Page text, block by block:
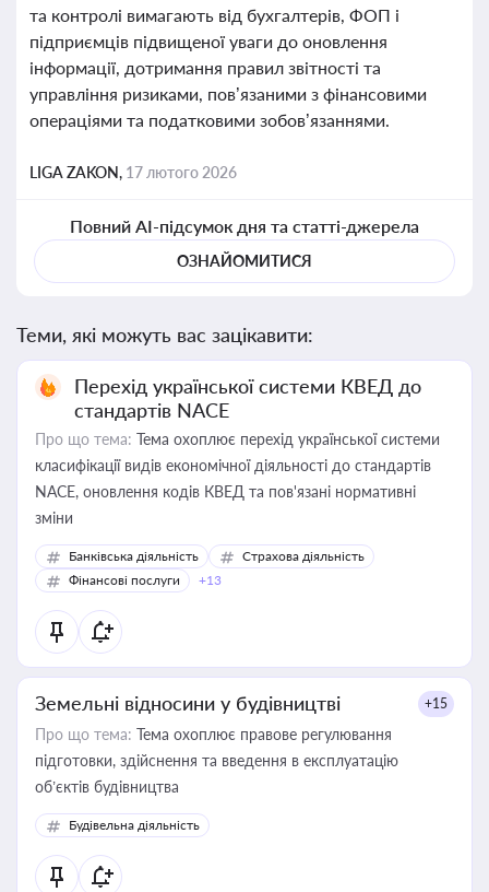
та контролі вимагають від бухгалтерів, ФОП і
підприємців підвищеної уваги до оновлення
інформації, дотримання правил звітності та
управління ризиками, пов’язаними з фінансовими
операціями та податковими зобов’язаннями.
LIGA ZAKON, 17 лютого 2026
Повний AI-підсумок дня та статті-джерела
ОЗНАЙОМИТИСЯ
Теми, які можуть вас зацікавити:
Перехід української системи КВЕД до
стандартів NACE
Про що тема: Тема охоплює перехід української системи
класифікації видів економічної діяльності до стандартів
NACE, оновлення кодів КВЕД та пов'язані нормативні
зміни
Банківська діяльність
Страхова діяльність
Фінансові послуги
+13
Земельні відносини у будівництві +15
Про що тема: Тема охоплює правове регулювання
підготовки, здійснення та введення в експлуатацію
об’єктів будівництва
Будівельна діяльність